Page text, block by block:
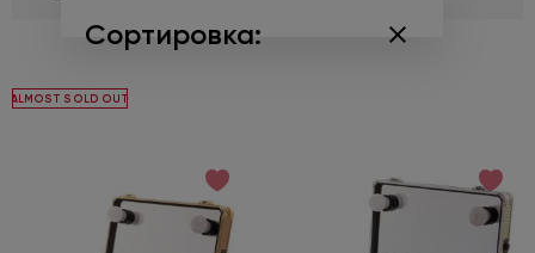
Сортировка:
по популярности
по возрастанию цены
ALMOST SOLD OUT